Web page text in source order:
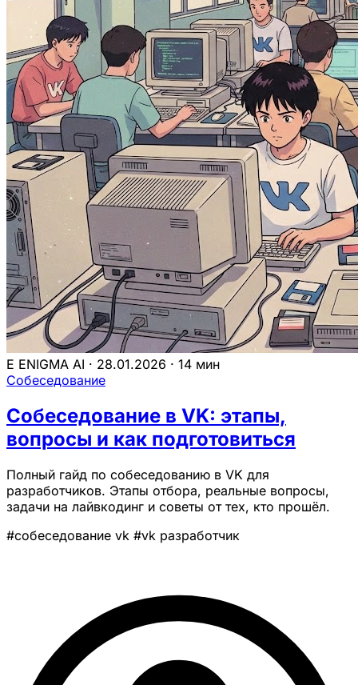
E ENIGMA AI · 28.01.2026 · 14 мин
Собеседование
Собеседование в VK: этапы,
вопросы и как подготовиться
Полный гайд по собеседованию в VK для
разработчиков. Этапы отбора, реальные вопросы,
задачи на лайвкодинг и советы от тех, кто прошёл.
#собеседование vk #vk разработчик